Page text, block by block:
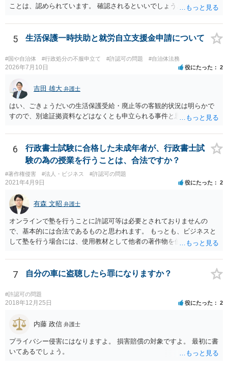
ことは、認められています。 確認されるといいでしょう。
5 生活保護一時扶助と就労自立支援金申請について
#国や自治体 #行政処分の不服申立て #許認可の問題 #自治体法務
2026年7月10日 役にたった 2
吉田 雄大 弁護士
はい、ごきょうだいの生活保護受給・廃止等の客観的状況は明らかで
すので、別途証拠資料などはなくとも申立られる事件と思います。
6
行政書士試験に合格した未成年者が、行政書士試
験の為の授業を行うことは、合法ですか？
#著作権侵害 #法人・ビジネス #許認可の問題
2021年4月9日 役にたった 2
有森 文昭 弁護士
オンラインで塾を行うことに許認可等は必要とされておりませんの
で、基本的には合法であるものと思われます。 もっとも、ビジネスと
して塾を行う場合には、使用教材として他者の著作物を使用しないこ
護士にご相談いただきながら進めていただいた方が安心であるように
思います。
7 自分の車に盗聴したら罪になりますか？
#許認可の問題
2018年12月25日 役にたった 2
内藤 政信 弁護士
プライバシー侵害にはなりますよ。 損害賠償の対象ですよ。 最初に書
いてあるでしょう。